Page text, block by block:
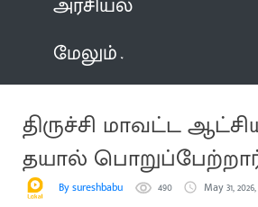
மேலும்
திருச்சி மாவட்ட
தயால்
By sureshbabu 490 May 31,